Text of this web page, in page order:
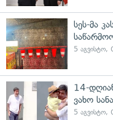
სეს-მა
5 აგვისტო,
14-
ვახო
5 აგვისტო,